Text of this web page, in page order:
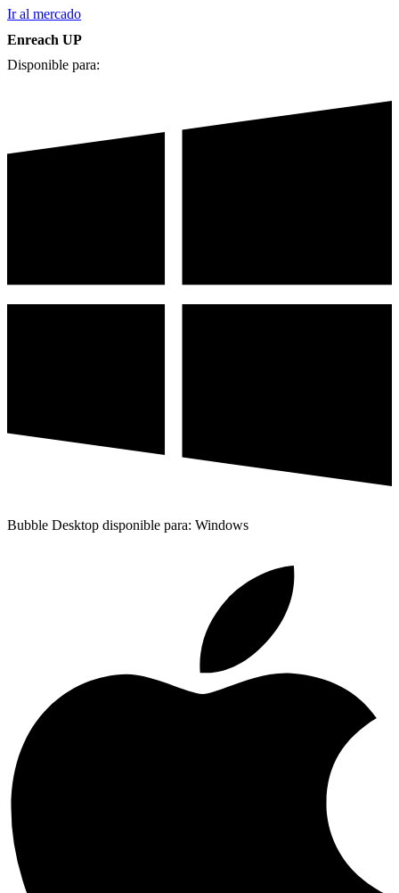
Ir al mercado
Enreach UP
Disponible para:
Bubble Desktop disponible para: Windows